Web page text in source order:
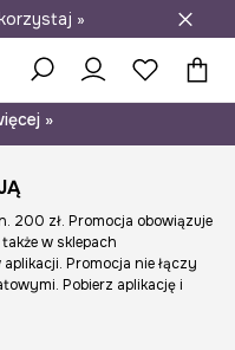
salonów
»
»
200 zł. Promocja obowiązuje
w sklepach
Promocja nie łączy
Pobierz aplikację i